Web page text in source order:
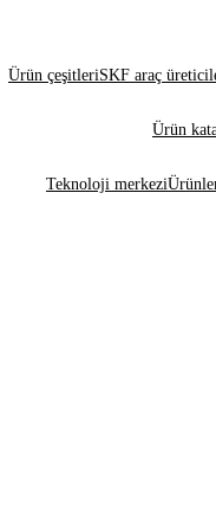
Ürün çeşitleriSKF araç
Ürün
Teknoloji merkezi